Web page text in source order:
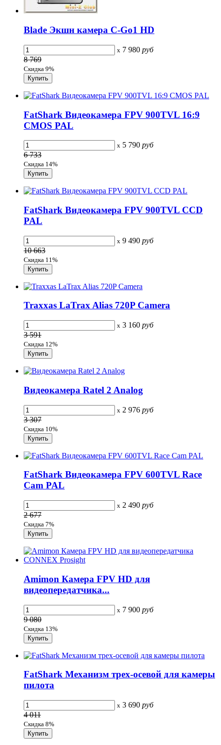
Blade Экшн камера C-Go1 HD
x 7 980 руб
8 769
Скидка 9%
FatShark Видеокамера FPV 900TVL 16:9
CMOS PAL
x 5 790 руб
6 733
Скидка 14%
FatShark Видеокамера FPV 900TVL CCD
PAL
x 9 490 руб
10 663
Скидка 11%
Traxxas LaTrax Alias 720P Camera
x 3 160 руб
3 591
Скидка 12%
Видеокамера Ratel 2 Analog
x 2 976 руб
3 307
Скидка 10%
FatShark Видеокамера FPV 600TVL Race
Cam PAL
x 2 490 руб
2 677
Скидка 7%
Amimon Камера FPV HD для
видеопередатчика...
x 7 900 руб
9 080
Скидка 13%
FatShark Механизм трех-осевой для камеры
пилота
x 3 690 руб
4 011
Скидка 8%